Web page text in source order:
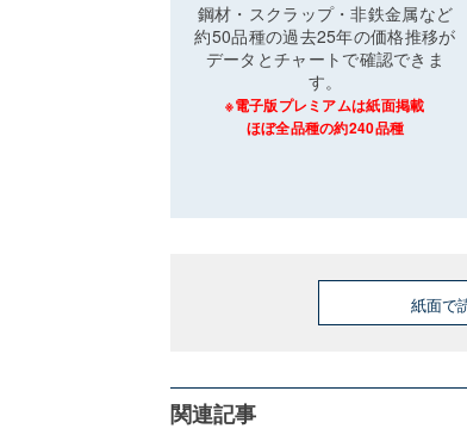
鋼材・スクラップ・非鉄金属など
約50品種の過去25年の価格推移が
データとチャートで確認できま
す。
※電子版プレミアムは紙面掲載
ほぼ全品種の約240品種
紙面で
関連記事